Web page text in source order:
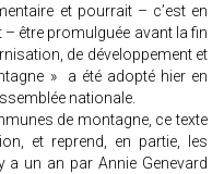
et pourrait – c’est en
être promulguée avant la fin
de développement et
» a été adopté hier en
nationale.
de montagne, ce texte
et reprend, en partie, les
un an par Annie Genevard